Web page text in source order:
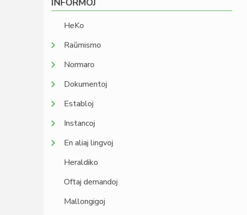
INFORMOJ
HeKo
Raŭmismo
Normaro
Dokumentoj
Establoj
Instancoj
En aliaj lingvoj
Heraldiko
Oftaj demandoj
Mallongigoj